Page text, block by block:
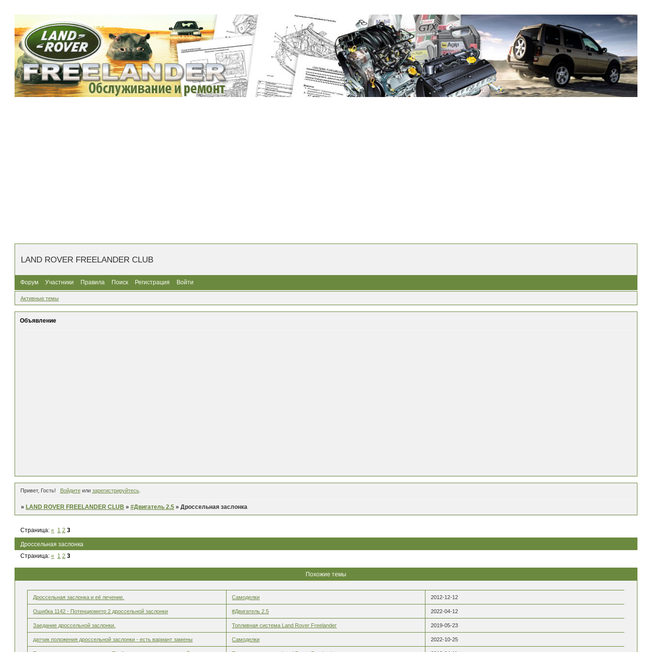
LAND ROVER FREELANDER CLUB
Форум Участники Правила Поиск Регистрация Войти
Активные темы
Объявление
Привет, Гость! Войдитеили зарегистрируйтесь.
»LAND ROVER FREELANDER CLUB »#Двигатель 2.5 »Дроссельная заслонка
Дроссельная заслонка
Страница:« 1 2 3
Страница:« 1 2 3
Похожие темы
Дроссельная заслонка и её лечение. Самоделки 2012-12-12
Ошибка 1142 - Потенциометр 2 дроссельной заслонки #Двигатель 2.5 2022-04-12
Заедание дроссельной заслонки. Топливная система Land Rover Freelander 2019-05-23
датчик положения дроссельной заслонки - есть вариант замены Самоделки 2022-10-25